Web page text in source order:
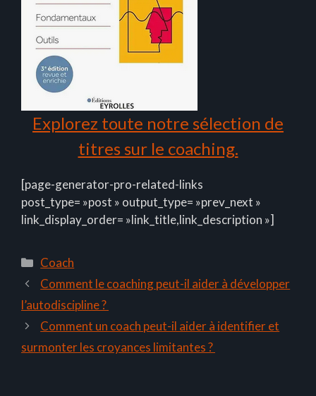
Explorez toute notre sélection de
titres sur le coaching.
[page-generator-pro-related-links
post_type= »post » output_type= »prev_next »
link_display_order= »link_title,link_description »]
Catégories
Coach
Comment le coaching peut-il aider à développer
l’autodiscipline ?
Comment un coach peut-il aider à identifier et
surmonter les croyances limitantes ?